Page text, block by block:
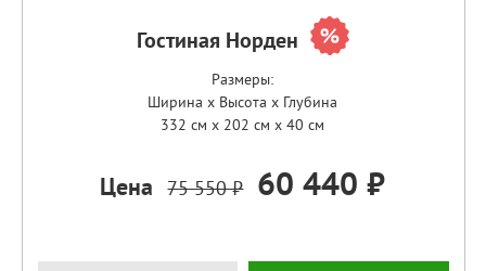
Гостиная Норден
Размеры:
Ширина x Высота x Глубина
332 см x 202 см x 40 см
Цена 75 550 ₽ 60 440 ₽